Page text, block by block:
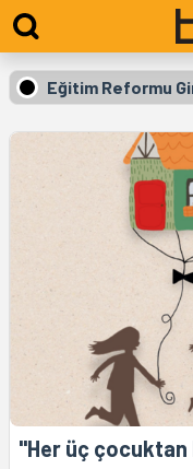
Eğitim Reformu
"Her üç çocuktan